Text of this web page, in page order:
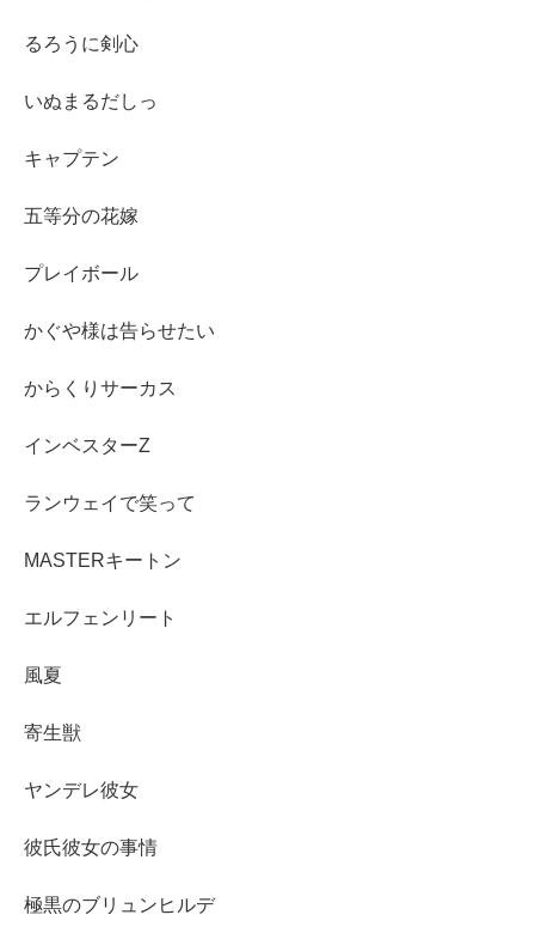
るろうに剣心
いぬまるだしっ
キャプテン
五等分の花嫁
プレイボール
かぐや様は告らせたい
からくりサーカス
インベスターZ
ランウェイで笑って
MASTERキートン
エルフェンリート
風夏
寄生獣
ヤンデレ彼女
彼氏彼女の事情
極黒のブリュンヒルデ